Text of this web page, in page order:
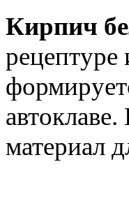
Кирпич
рецептуре
материал